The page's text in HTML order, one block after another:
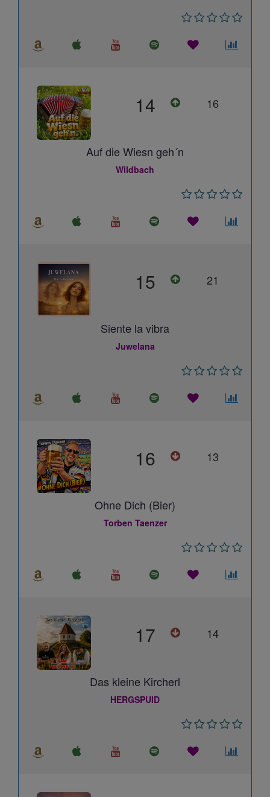
14 16
Auf die Wiesn geh´n
Wildbach
15 21
Siente la vibra
Juwelana
16 13
Ohne Dich (Bier)
Torben Taenzer
17 14
Das kleine Kircherl
HERGSPUID